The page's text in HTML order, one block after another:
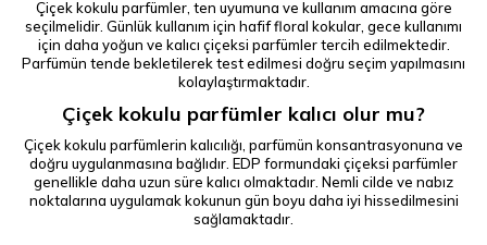
Çiçek kokulu parfümler, ten uyumuna ve kullanım amacına göre
seçilmelidir. Günlük kullanım için hafif floral kokular, gece kullanımı
için daha yoğun ve kalıcı çiçeksi parfümler tercih edilmektedir.
Parfümün tende bekletilerek test edilmesi doğru seçim yapılmasını
kolaylaştırmaktadır.
Çiçek kokulu parfümler kalıcı olur mu?
Çiçek kokulu parfümlerin kalıcılığı, parfümün konsantrasyonuna ve
doğru uygulanmasına bağlıdır. EDP formundaki çiçeksi parfümler
genellikle daha uzun süre kalıcı olmaktadır. Nemli cilde ve nabız
noktalarına uygulamak kokunun gün boyu daha iyi hissedilmesini
sağlamaktadır.